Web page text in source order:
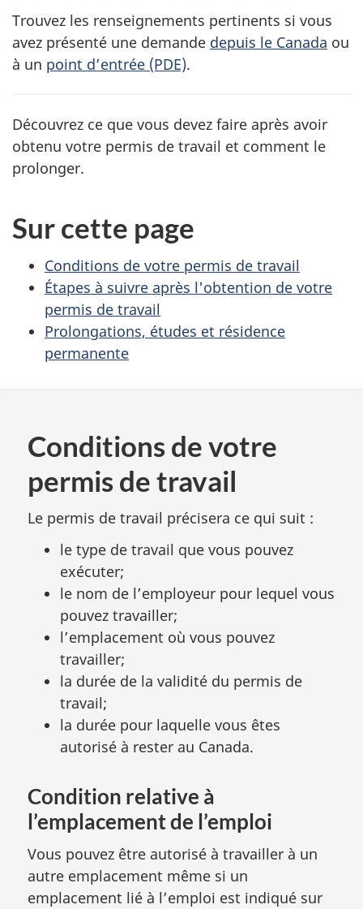
Trouvez les renseignements pertinents si vous
avez présenté une demande depuis le Canada ou
à un point d’entrée (PDE).
Découvrez ce que vous devez faire après avoir
obtenu votre permis de travail et comment le
prolonger.
Sur cette page
Conditions de votre permis de travail
Étapes à suivre après l'obtention de votre
permis de travail
Prolongations, études et résidence
permanente
Conditions de votre
permis de travail
Le permis de travail précisera ce qui suit :
le type de travail que vous pouvez
exécuter;
le nom de l’employeur pour lequel vous
pouvez travailler;
l’emplacement où vous pouvez
travailler;
la durée de la validité du permis de
travail;
la durée pour laquelle vous êtes
autorisé à rester au Canada.
Condition relative à
l’emplacement de l’emploi
Vous pouvez être autorisé à travailler à un
autre emplacement même si un
emplacement lié à l’emploi est indiqué sur